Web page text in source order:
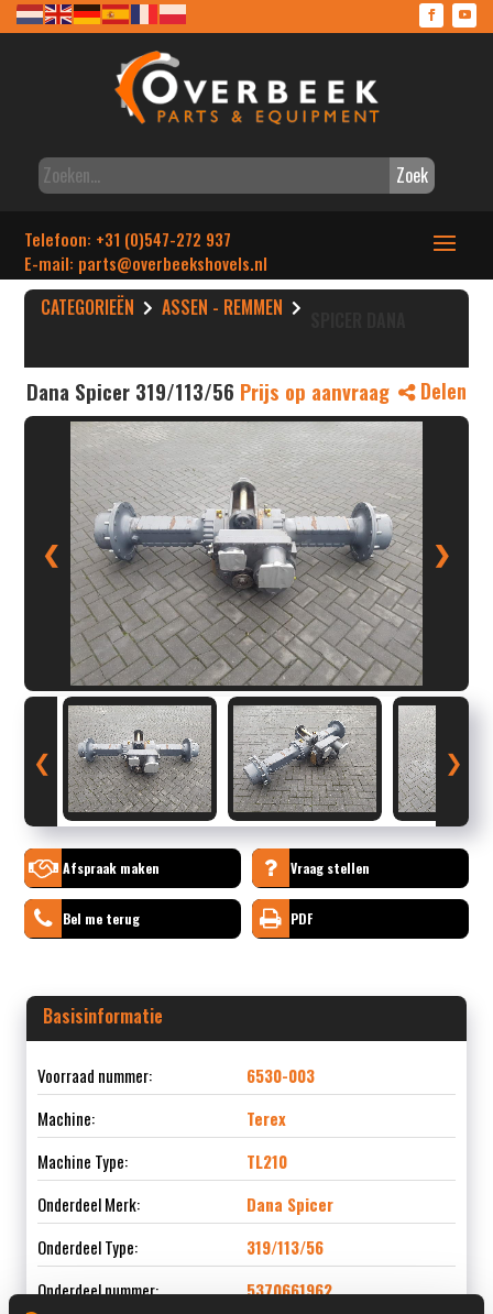
Zoek
Telefoon: +31 (0)547-272 937
E-mail: parts@overbeekshovels.nl
CATEGORIEËN ASSEN - REMMEN
Dana Spicer 319/113/56 Prijs op aanvraag Delen
❮ ❯
❮ ❯
Afspraak maken Vraag stellen
Bel me terug PDF
Basisinformatie
Voorraad nummer:
6530-003
Machine:
Terex
Machine Type:
TL210
Onderdeel Merk:
Dana Spicer
Onderdeel Type:
319/113/56
Onderdeel nummer:
5370661962